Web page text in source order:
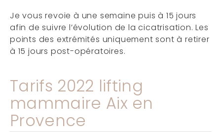
Je vous revoie à une semaine puis à 15 jours
afin de suivre l’évolution de la cicatrisation. Les
points des extrémités uniquement sont à retirer
à 15 jours post-opératoires.
Tarifs 2022 lifting
mammaire Aix en
Provence